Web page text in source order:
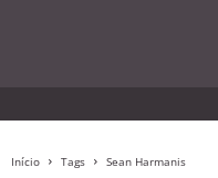
Início Tags Sean Harmanis